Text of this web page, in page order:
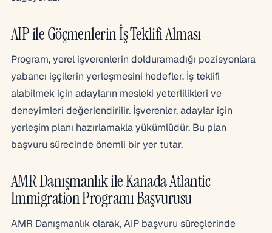
AIP ile Göçmenlerin İş Teklifi Alması
Program, yerel işverenlerin dolduramadığı pozisyonlara
yabancı işçilerin yerleşmesini hedefler. İş teklifi
alabilmek için adayların mesleki yeterlilikleri ve
deneyimleri değerlendirilir. İşverenler, adaylar için
yerleşim planı hazırlamakla yükümlüdür. Bu plan
başvuru sürecinde önemli bir yer tutar.
AMR Danışmanlık ile Kanada Atlantic
Immigration Programı Başvurusu
AMR Danışmanlık olarak, AIP başvuru süreçlerinde